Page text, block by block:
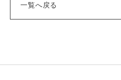
一覧へ戻る